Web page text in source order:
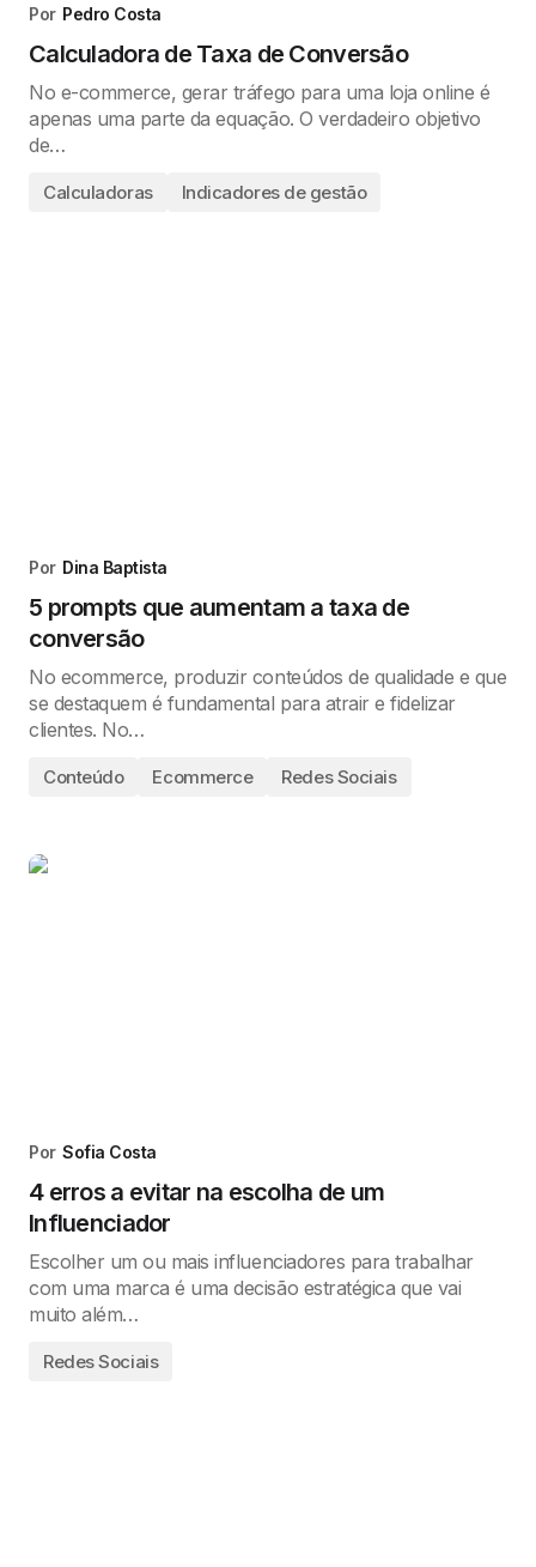
Por Pedro Costa
Calculadora de Taxa de Conversão
No e-commerce, gerar tráfego para uma loja online é
apenas uma parte da equação. O verdadeiro objetivo
de…
Calculadoras Indicadores de gestão
Por Dina Baptista
5 prompts que aumentam a taxa de
conversão
No ecommerce, produzir conteúdos de qualidade e que
se destaquem é fundamental para atrair e fidelizar
clientes. No…
Conteúdo Ecommerce Redes Sociais
Por Sofia Costa
4 erros a evitar na escolha de um
Influenciador
Escolher um ou mais influenciadores para trabalhar
com uma marca é uma decisão estratégica que vai
muito além…
Redes Sociais